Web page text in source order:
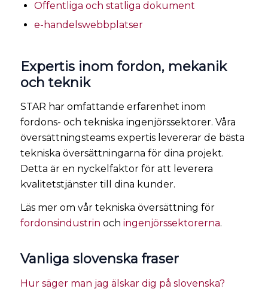
Offentliga och statliga dokument
e-handelswebbplatser
Expertis inom fordon, mekanik
och teknik
STAR har omfattande erfarenhet inom
fordons- och tekniska ingenjörssektorer. Våra
översättningsteams expertis levererar de bästa
tekniska översättningarna för dina projekt.
Detta är en nyckelfaktor för att leverera
kvalitetstjänster till dina kunder.
Läs mer om vår tekniska översättning för
fordonsindustrin och ingenjörssektorerna.
Vanliga slovenska fraser
Hur säger man jag älskar dig på slovenska?